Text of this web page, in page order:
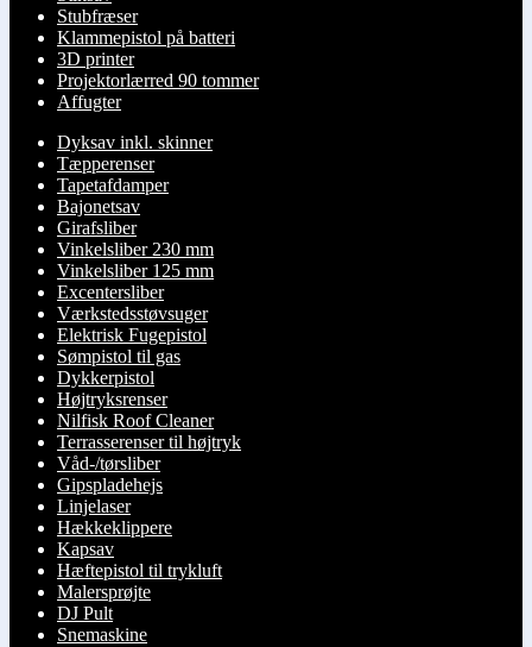
Stubfræser
Klammepistol på batteri
3D printer
Projektorlærred 90 tommer
Affugter
Dyksav inkl. skinner
Tæpperenser
Tapetafdamper
Bajonetsav
Girafsliber
Vinkelsliber 230 mm
Vinkelsliber 125 mm
Excentersliber
Værkstedsstøvsuger
Elektrisk Fugepistol
Sømpistol til gas
Dykkerpistol
Højtryksrenser
Nilfisk Roof Cleaner
Terrasserenser til højtryk
Våd-/tørsliber
Gipspladehejs
Linjelaser
Hækkeklippere
Kapsav
Hæftepistol til trykluft
Malersprøjte
DJ Pult
Snemaskine